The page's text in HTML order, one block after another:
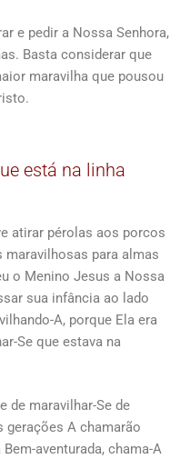
e pedir a Nossa Senhora,
Basta considerar que
maravilha que pousou
está na linha
atirar pérolas aos porcos
maravilhosas para almas
o Menino Jesus a Nossa
sua infância ao lado
A, porque Ela era
Se que estava na
de maravilhar-Se de
gerações A chamarão
aventurada, chama-A